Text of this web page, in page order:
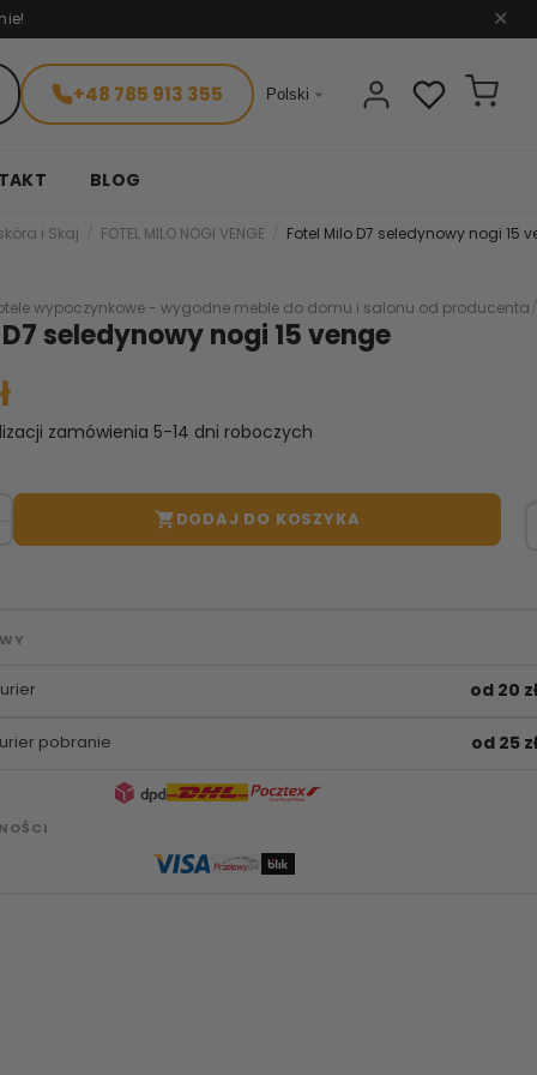
✕
+48 785 913 355 Polski 
BLOG
i Skaj FOTEL MILO NOGI VENGE Fotel Milo D7 seledynowy nogi 15
wypoczynkowe - wygodne meble do domu i salonu od producenta
seledynowy nogi 15 venge
zamówienia 5-14 dni roboczych
DODAJ DO KOSZYKA
od 20
pobranie od 25